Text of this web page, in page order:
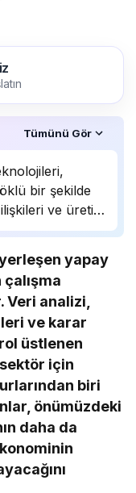
Tümünü Gör
bir şekilde
ve üretim
yapay zeka,
yıllarda
yapay
analizi,
ve karar
üstlenen
için
biri
önümüzdeki
daha da